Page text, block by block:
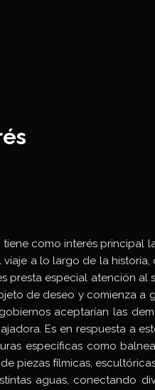
tiene como interés
a lo largo de la
presta especial atención al
de deseo y comienza a
aceptarían las
Es en respuesta a
específicas como
piezas fílmicas,
aguas, conectando